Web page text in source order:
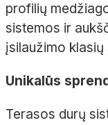
profilių
sistemos ir
įsilaužimo klasių
Unikalūs
Terasos durų